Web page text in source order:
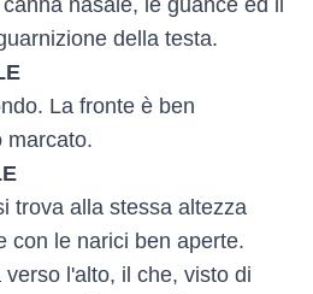
della testa.
La fronte è ben
marcato.
trova alla stessa altezza
con le narici ben aperte.
l'alto, il che, visto di